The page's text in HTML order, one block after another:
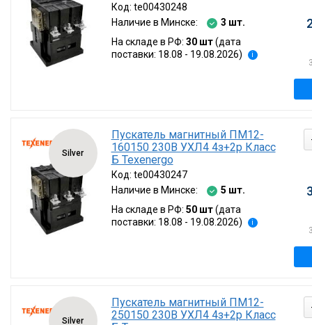
Код: te00430248
Наличие в Минске:
3 шт.
На складе в РФ: 30 шт (дата
поставки: 18.08 - 19.08.2026)
i
Silver
Пускатель магнитный ПМ12-
160150 230В УХЛ4 4з+2р Класс
Б Texenergo
Код: te00430247
Наличие в Минске:
5 шт.
На складе в РФ: 50 шт (дата
поставки: 18.08 - 19.08.2026)
i
Silver
Пускатель магнитный ПМ12-
250150 230В УХЛ4 4з+2р Класс